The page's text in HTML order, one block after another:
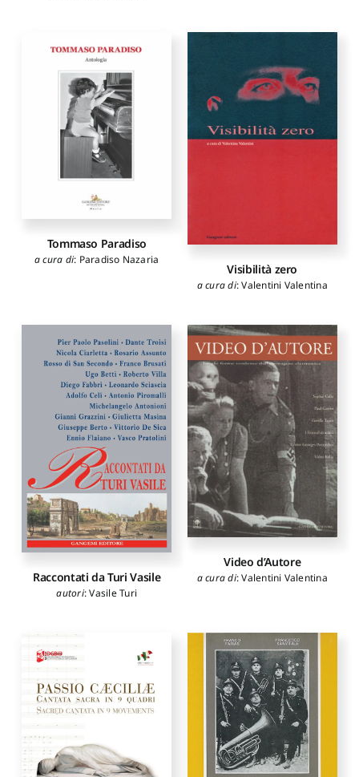
Tommaso Paradiso
a cura di: Paradiso Nazaria
Visibilità zero
a cura di:Valentini Valentina
Raccontati da Turi Vasile
autori:Vasile Turi
Video d’Autore
a cura di:Valentini Valentina